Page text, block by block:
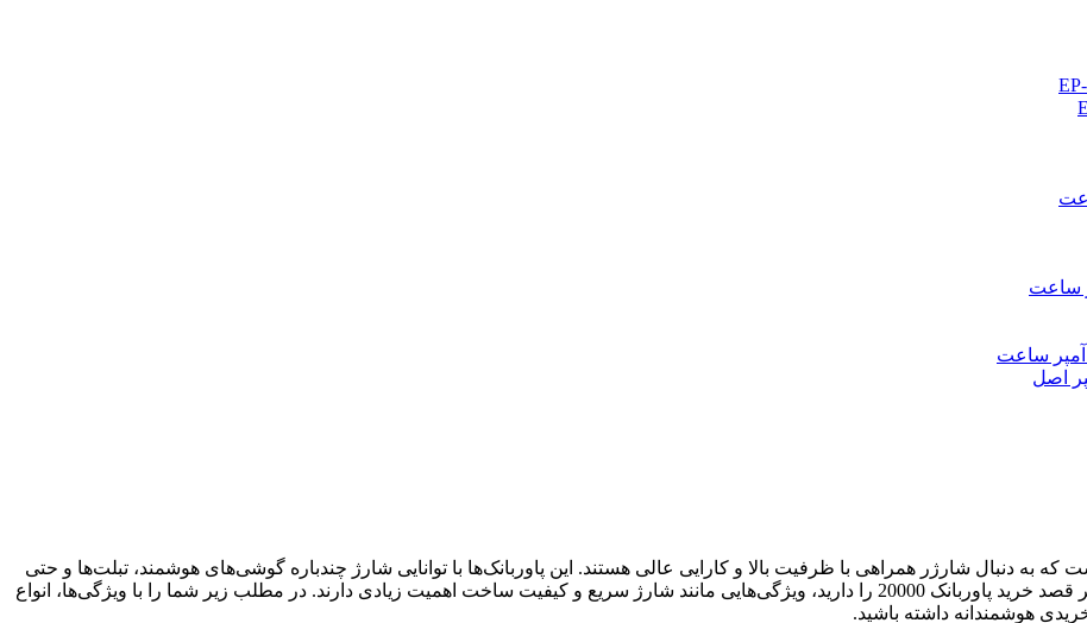
که به دنبال شارژر همراهی با ظرفیت بالا و کارایی عالی هستند. این پاوربانک‌ها با توانایی شارژ چندباره گوشی‌های هوشمند، تبلت‌ها و حتی
برخی لپ‌تاپ‌ها، انتخابی ایده‌آل برای سفر و استفاده روزمره‌اند. اگر قصد خرید پاوربانک 20000 را دارید، ویژگی‌هایی مانند شارژ سریع و کیفیت ساخت اهمیت زیادی دارند. در مطلب زیر شما را با ویژگی‌ها، انواع